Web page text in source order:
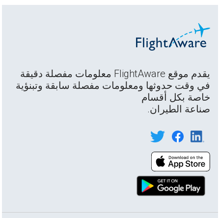
يقدم موقع FlightAware معلومات مفصلة دقيقة
في وقت حدوثها ومعلومات مفصلة سابقة وتبنؤية
خاصة بكل أقسام
صناعة الطيران.